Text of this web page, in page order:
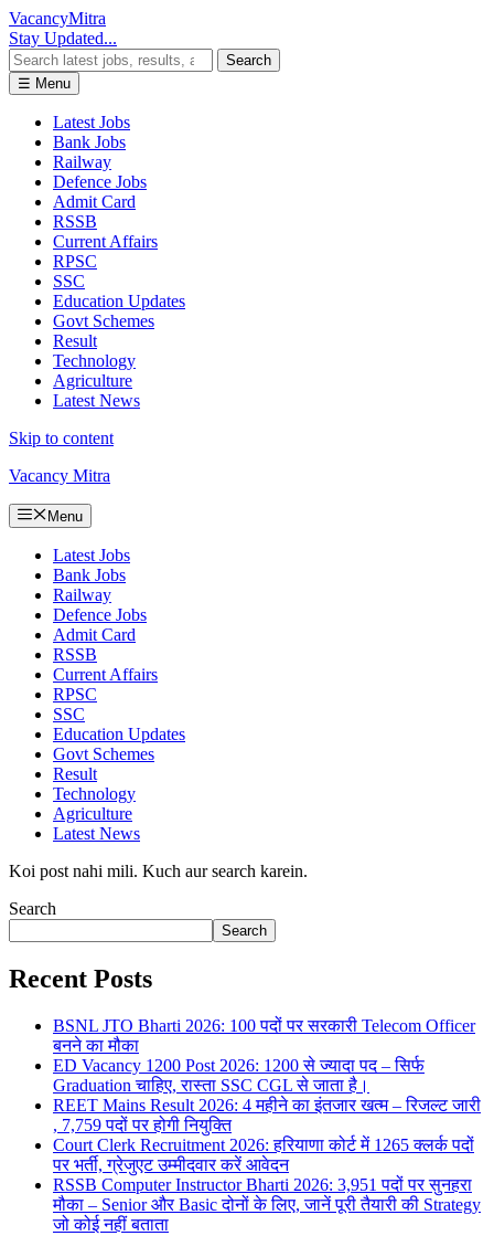
VacancyMitra
Stay Updated...
Search
☰ Menu
Latest Jobs
Bank Jobs
Railway
Defence Jobs
Admit Card
RSSB
Current Affairs
RPSC
SSC
Education Updates
Govt Schemes
Result
Technology
Agriculture
Latest News
Skip to content
Vacancy Mitra
Menu
Latest Jobs
Bank Jobs
Railway
Defence Jobs
Admit Card
RSSB
Current Affairs
RPSC
SSC
Education Updates
Govt Schemes
Result
Technology
Agriculture
Latest News
Koi post nahi mili. Kuch aur search karein.
Search
Search
Recent Posts
BSNL JTO Bharti 2026: 100 पदों पर सरकारी Telecom Officer
बनने का मौका
ED Vacancy 1200 Post 2026: 1200 से ज्यादा पद – सिर्फ
Graduation चाहिए, रास्ता SSC CGL से जाता है।
REET Mains Result 2026: 4 महीने का इंतजार खत्म – रिजल्ट जारी
, 7,759 पदों पर होगी नियुक्ति
Court Clerk Recruitment 2026: हरियाणा कोर्ट में 1265 क्लर्क पदों
पर भर्ती, ग्रेजुएट उम्मीदवार करें आवेदन
RSSB Computer Instructor Bharti 2026: 3,951 पदों पर सुनहरा
मौका – Senior और Basic दोनों के लिए, जानें पूरी तैयारी की Strategy
जो कोई नहीं बताता